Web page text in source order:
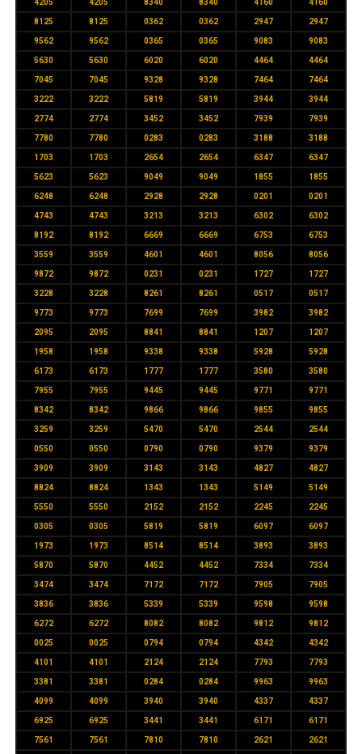
4205 4205 8340 8340 4160 4160
8125 8125 0362 0362 2947 2947
9562 9562 0365 0365 9083 9083
5630 5630 6020 6020 4464 4464
7045 7045 9328 9328 7464 7464
3222 3222 5819 5819 3944 3944
2774 2774 3452 3452 7939 7939
7780 7780 0283 0283 3188 3188
1703 1703 2654 2654 6347 6347
5623 5623 9049 9049 1855 1855
6248 6248 2928 2928 0201 0201
4743 4743 3213 3213 6302 6302
8192 8192 6669 6669 6753 6753
3559 3559 4601 4601 8056 8056
9872 9872 0231 0231 1727 1727
3228 3228 8261 8261 0517 0517
9773 9773 7699 7699 3982 3982
2095 2095 8841 8841 1207 1207
1958 1958 9338 9338 5928 5928
6173 6173 1777 1777 3580 3580
7955 7955 9445 9445 9771 9771
8342 8342 9866 9866 9855 9855
3259 3259 5470 5470 2544 2544
0550 0550 0790 0790 9379 9379
3909 3909 3143 3143 4827 4827
8824 8824 1343 1343 5149 5149
5550 5550 2152 2152 2245 2245
0305 0305 5819 5819 6097 6097
1973 1973 8514 8514 3893 3893
5870 5870 4452 4452 7334 7334
3474 3474 7172 7172 7905 7905
3836 3836 5339 5339 9598 9598
6272 6272 8082 8082 9812 9812
0025 0025 0794 0794 4342 4342
4101 4101 2124 2124 7793 7793
3381 3381 0284 0284 9963 9963
4099 4099 3940 3940 4337 4337
6925 6925 3441 3441 6171 6171
7561 7561 7810 7810 2621 2621